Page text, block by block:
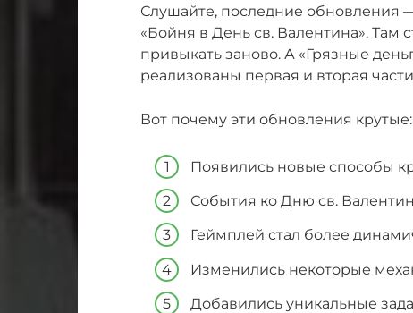
Слушайте, последние обновления
«Бойня в День св. Валентина». Там
привыкать заново. А «Грязные
реализованы первая и вторая
Вот почему эти обновления крутые:
Появились новые способы
События ко Дню св.
Геймплей стал более
Изменились некоторые
Добавились уникальные